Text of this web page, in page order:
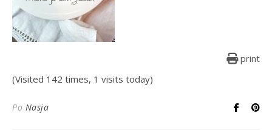
print
(Visited 142 times, 1 visits today)
Po Nasja